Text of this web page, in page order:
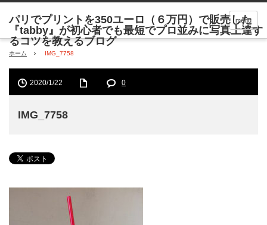
menu
ホーム IMG_7758
2020/1/22 0
IMG_7758